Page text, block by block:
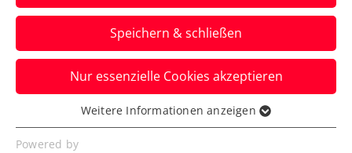
News filtern
Speichern & schließen
Nur essenzielle Cookies akzeptieren
Essenziell
Essenzielle Cookies werden für grundlegende
Weitere Informationen anzeigen
Powered by